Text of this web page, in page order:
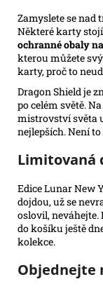
Zamyslete se nad
Některé karty
ochranné obaly
kterou můžete
karty, proč to
Dragon Shield je
po celém světě.
mistrovství světa
nejlepších. Není
Limitovaná
Edice Lunar New
dojdou, už se
oslovil, neváhejte.
do košíku ještě
kolekce.
Objednejte